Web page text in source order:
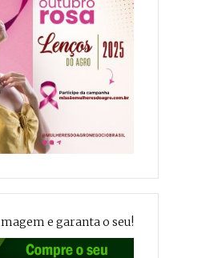
e garanta o seu!